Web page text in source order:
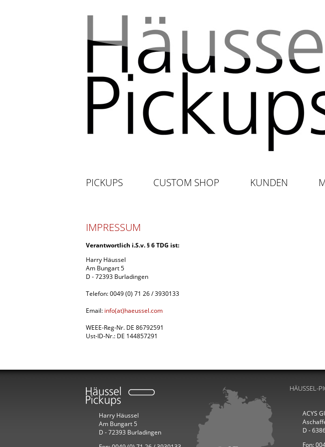
PICKUPS CUSTOM SHOP KUNDEN
IMPRESSUM
Verantwortlich i.S.v. § 6 TDG ist:
Harry Häussel
Am Bungart 5
D - 72393 Burladingen
Telefon: 0049 (0) 71 26 / 3930133
Email: info(at)haeussel.com
WEEE-Reg-Nr. DE 86792591
Ust-ID-Nr.: DE 144857291
Harry Häussel
Am Bungart 5
D - 72393 Burladingen
HÄUSSEL-
ACYS
D -
Fon: